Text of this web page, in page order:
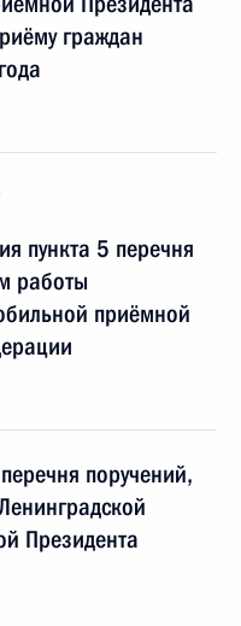
граждан
пункта 5 перечня
работы
приёмной
поручений,
Президента